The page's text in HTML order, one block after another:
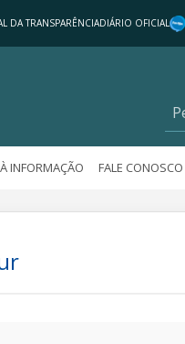
DA TRANSPARÊNCIADIÁRIO OFICIAL
INFORMAÇÃO FALE CONOSCO